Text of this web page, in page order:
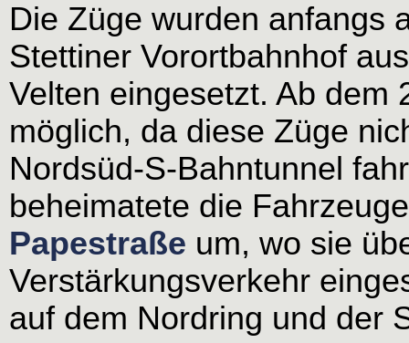
Die Züge wurden anfangs
Stettiner Vorortbahnhof
Velten eingesetzt. Ab dem
möglich, da diese Züge
Nordsüd-S-Bahntunnel
beheimatete die
Papestraße um, wo sie
Verstärkungsverkehr
auf dem Nordring und der